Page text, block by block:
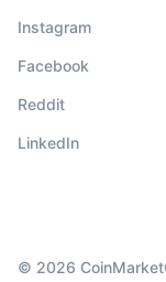
Instagram
Facebook
Reddit
LinkedIn
© 2026